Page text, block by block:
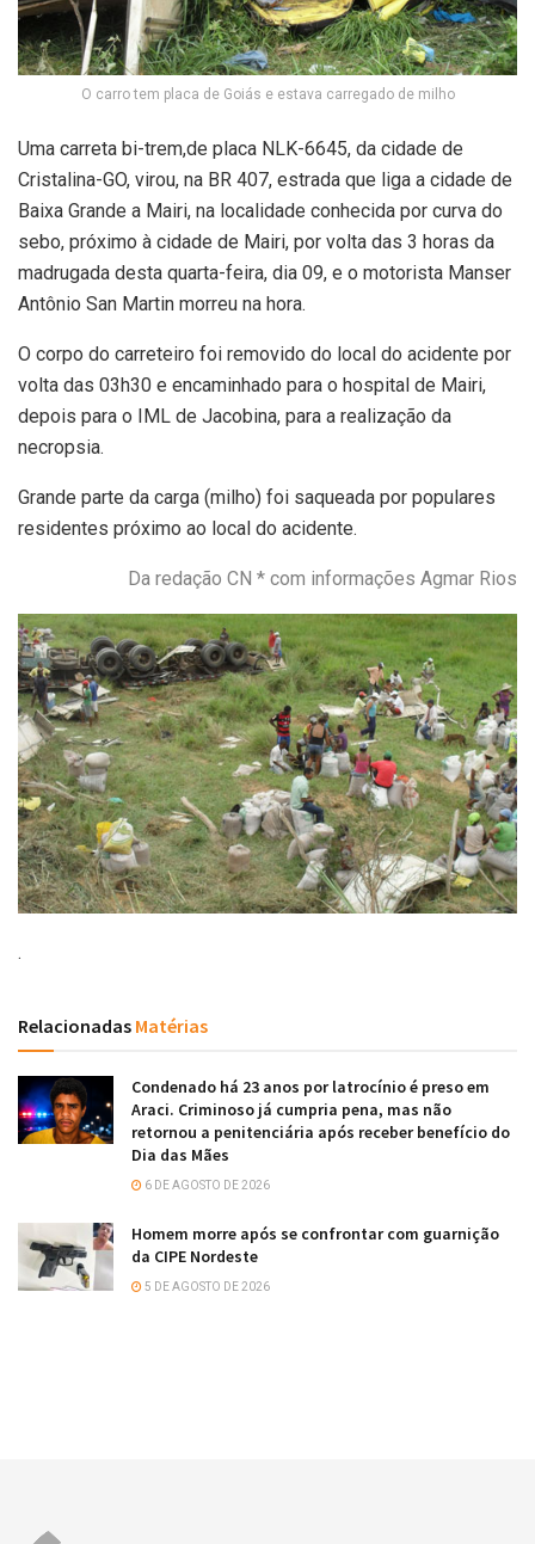
O carro tem placa de Goiás e estava carregado de milho
Uma carreta bi-trem,de placa NLK-6645, da cidade de
Cristalina-GO, virou, na BR 407, estrada que liga a cidade de
Baixa Grande a Mairi, na localidade conhecida por curva do
sebo, próximo à cidade de Mairi, por volta das 3 horas da
madrugada desta quarta-feira, dia 09, e o motorista Manser
Antônio San Martin morreu na hora.
O corpo do carreteiro foi removido do local do acidente por
volta das 03h30 e encaminhado para o hospital de Mairi,
depois para o IML de Jacobina, para a realização da
necropsia.
Grande parte da carga (milho) foi saqueada por populares
residentes próximo ao local do acidente.
Da redação CN * com informações Agmar Rios
.
Relacionadas Matérias
Condenado há 23 anos por latrocínio é preso em
Araci. Criminoso já cumpria pena, mas não
retornou a penitenciária após receber benefício do
Dia das Mães
6 DE AGOSTO DE 2026
Homem morre após se confrontar com guarnição
da CIPE Nordeste
5 DE AGOSTO DE 2026